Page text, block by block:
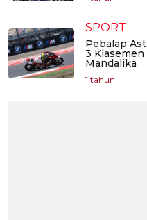
SPORT
Pebalap
3 Klasemen
Mandalika
1 tahun